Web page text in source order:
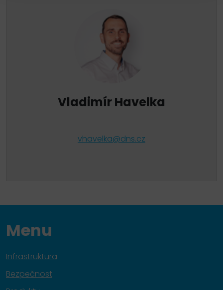
Vladimír Havelka
vhavelka@dns.cz
Menu
Infrastruktura
Bezpečnost